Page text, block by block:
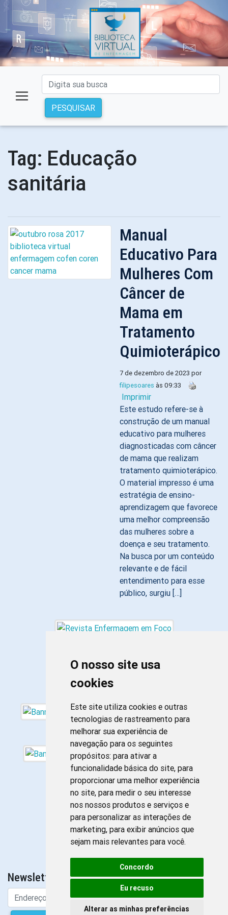
O nosso site usa
cookies
Este site utiliza cookies e outras
tecnologias de rastreamento para
melhorar sua experiência de
navegação para os seguintes
propósitos: para ativar a
funcionalidade básica do site, para
proporcionar uma melhor experiência
no site, para medir o seu interesse
nos nossos produtos e serviços e
para personalizar as interações de
marketing, para exibir anúncios que
sejam mais relevantes para você.
Concordo
Eu recuso
Alterar as minhas preferências
PESQUISAR
Tag: Educação
sanitária
Manual
Educativo Para
Mulheres Com
Câncer de
Mama em
Tratamento
Quimioterápico
7 de dezembro de 2023 por
filipesoares às 09:33
Imprimir
Este estudo refere-se à
construção de um manual
educativo para mulheres
diagnosticadas com câncer
de mama que realizam
tratamento quimioterápico.
O material impresso é uma
estratégia de ensino-
aprendizagem que favorece
uma melhor compreensão
das mulheres sobre a
doença e seu tratamento.
Na busca por um conteúdo
relevante e de fácil
entendimento para esse
público, surgiu […]
Newsletter da Enfermagem